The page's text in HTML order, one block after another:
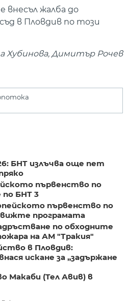
внесъл жалба до
в Пловдив по този
Хубинова, Димитър Рочев
БНТ излъчва още пет
първенство по
по БНТ 3
първенство по
програмата
по обходните
на АМ "Тракия"
в Пловдив:
искане за „задържане
Макаби (Тел Авив) в